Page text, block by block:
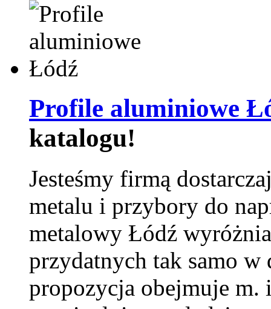
Profile aluminiowe
katalogu!
Jesteśmy firmą
metalu i przybory do
metalowy Łódź
przydatnych tak samo w
propozycja obejmuje m.